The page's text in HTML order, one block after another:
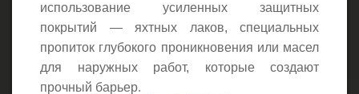
использование усиленных защитных
покрытий — яхтных лаков, специальных
пропиток глубокого проникновения или масел
для наружных работ, которые создают
прочный барьер.